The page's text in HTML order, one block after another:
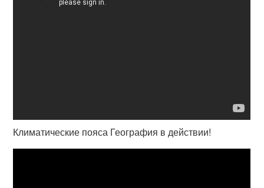
Климатические пояса География в действии!